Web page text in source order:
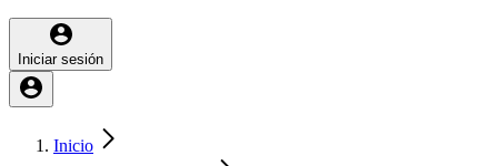
Iniciar sesión
Inicio